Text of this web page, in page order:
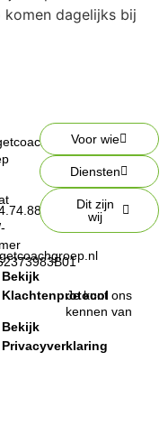
dagelijks bij
Bekijk
Privacyverklaring
Bekijk
Klachtenprotocol
Voor wie
Diensten
Dit zijn
wij
Je kunt ons
kennen van